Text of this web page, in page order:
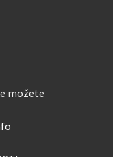
možete